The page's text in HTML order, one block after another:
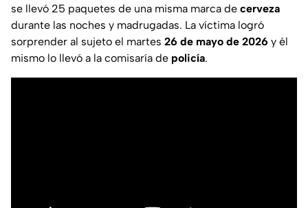
se llevó 25 paquetes de una misma marca de cerveza
durante las noches y madrugadas. La víctima logró
sorprender al sujeto el martes 26 de mayo de 2026 y él
mismo lo llevó a la comisaría de policía.